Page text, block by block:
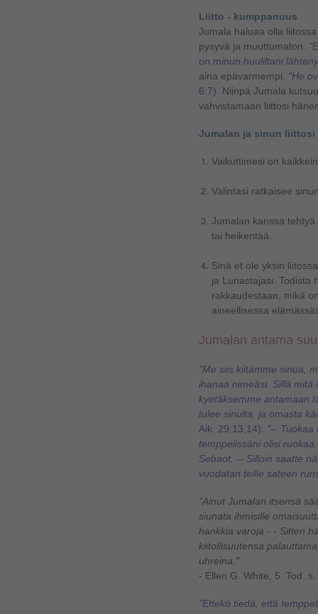
Liitto - kumppanuus
Jumala haluaa olla
pysyvä ja muuttumaton.
on minun huuliltani
aina epävarmempi.
"He
6:7) . Niinpä Jumala
vahvistamaan liittosi
Jumalan ja sinun liittosi
Vaikuttimesi on
Valintasi ratkaisee
Jumalan kanssa
tai heikentää.
Sinä et ole yksin
ja Lunastajasi. Todista
rakkaudestaan, mikä
aineellisessa
Jumalan antama
"Me siis kiitämme sinua,
ihanaa nimeäsi. Sillä mitä
kyetäksemme antamaan
tulee sinulta, ja omasta
Aik. 29:13,14). "-- Tuokaa
temppelissäni olisi
Sebaot. -- Silloin saatte
vuodatan teille sateen
"Ainut Jumalan itsensä
siunata ihmisille
hankkia varoja - - Sitten
kiitollisuutensa
uhreina."
- Ellen G. White, 5. Tod.
"Ettekö tiedä, että